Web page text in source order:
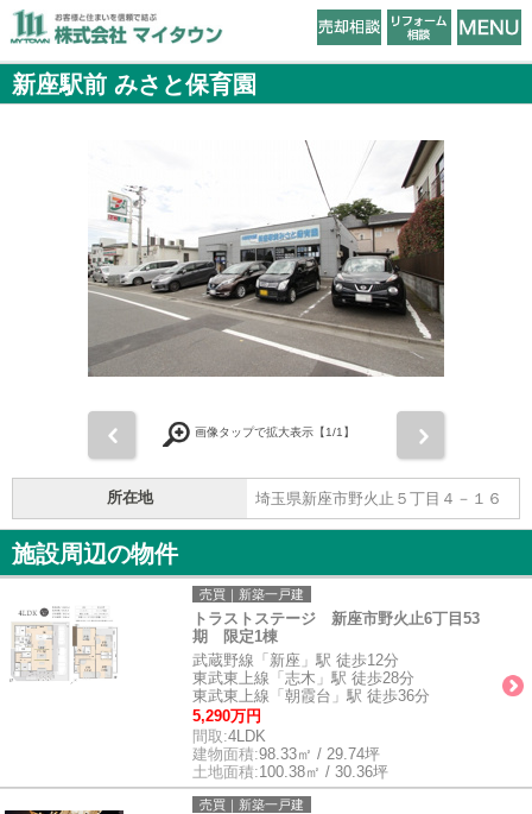
新座駅前 みさと保育園
画像タップで拡大表示【1/1】
所在地 埼玉県新座市野火止５丁目４－１６
施設周辺の物件
売買｜新築一戸建
トラストステージ 新座市野火止6丁目53
期 限定1棟
武蔵野線「新座」駅 徒歩12分
東武東上線「志木」駅 徒歩28分
東武東上線「朝霞台」駅 徒歩36分
5,290万円
間取:4LDK
建物面積:98.33㎡ / 29.74坪
土地面積:100.38㎡ / 30.36坪
売買｜新築一戸建